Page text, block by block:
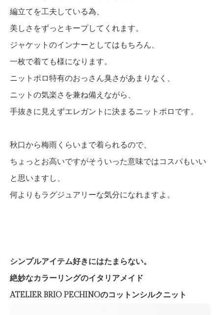
編立てを工夫している為、
美しさをずっとキープしてくれます。
ジャケットのインナーとしてはもちろん、
一枚で着ても様になります。
ニットポロ特有のおっさん臭さがあまりなく、
ニットの気楽さを兼ね備えながら、
手抜きに見えずエレガントに決まるニットポロです。
秋口から梅雨くらいまで着られるので、
ちょっとお高いですがそういった意味ではコスパもいい
と思いますし、
何よりもラグジュアリーな気分になれますよ。
シンプルアイテム好きにはたまらない。
絶妙なカラーリングのイタリアメイド
ATELIER BRIO PECHINOのコットンシルクニット